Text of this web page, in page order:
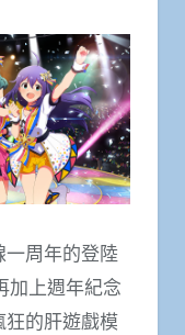
周年的登陸
加上週年紀念
的肝遊戲模